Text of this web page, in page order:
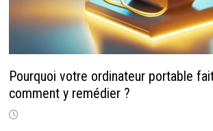
Pourquoi votre ordinateur portable
comment y remédier ?